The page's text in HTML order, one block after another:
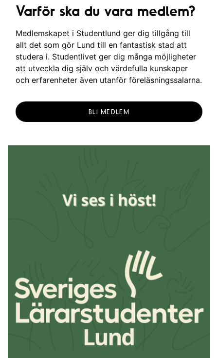
Varför ska du vara medlem?
Medlemskapet i Studentlund ger dig tillgång till
allt det som gör Lund till en fantastisk stad att
studera i. Studentlivet ger dig många möjligheter
att utveckla dig själv och värdefulla kunskaper
och erfarenheter även utanför föreläsningssalarna.
BLI MEDLEM